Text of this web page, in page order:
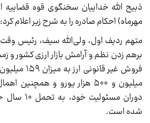
ذبیح الله خداییان سخنگوی قوه قضاییه
مهرماه) احکام صادره را به شرح زیر اعلام کرد:
متهم ردیف اول، ولی‌الله سیف، رئیس
برهم زدن نظم و آرامش بازار ارزی کشور و
میلیون و ۵۰۰ هزار یورو و
دوران
شده است.